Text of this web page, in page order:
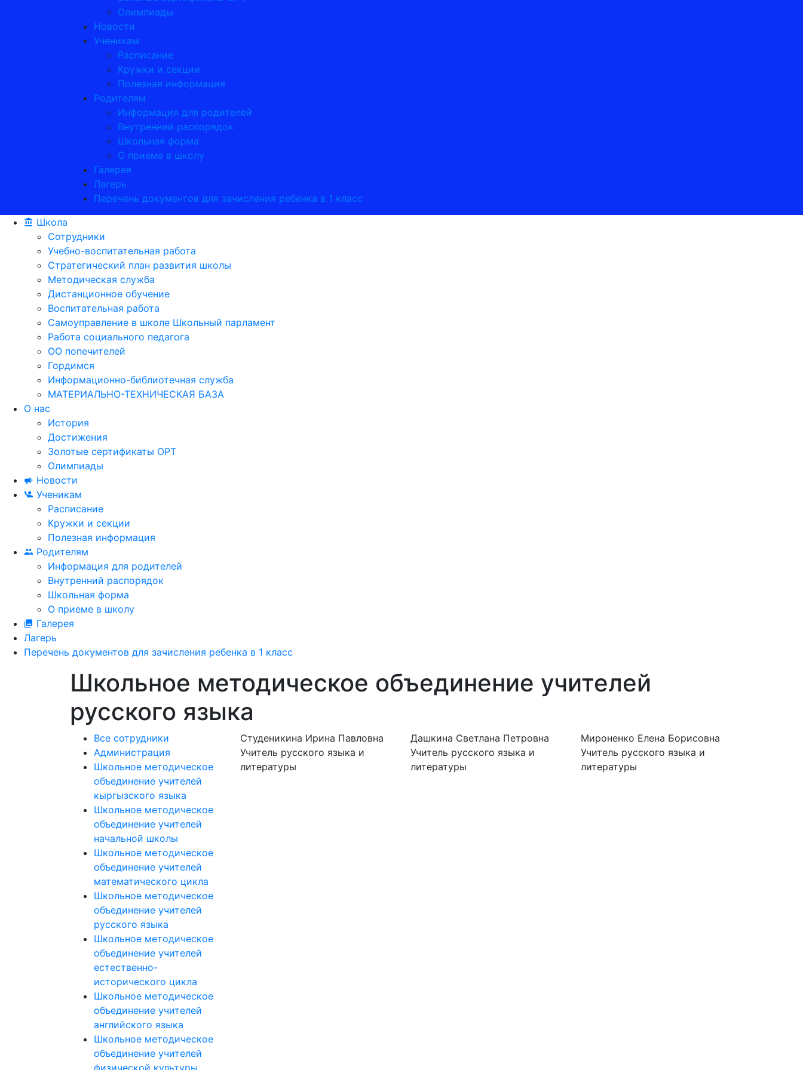
Олимпиады
Новости
Ученикам
Расписание
Кружки и секции
Полезная информация
Родителям
Информация для родителей
Внутренний распорядок
Школьная форма
О приеме в школу
Галерея
Лагерь
Перечень документов для зачисления ребенка в 1 класс
Школа
Сотрудники
Учебно-воспитательная работа
Стратегический план развития школы
Методическая служба
Дистанционное обучение
Воспитательная работа
Самоуправление в школе Школьный парламент
Работа социального педагога
ОО попечителей
Гордимся
Информационно-библиотечная служба
МАТЕРИАЛЬНО-ТЕХНИЧЕСКАЯ БАЗА
О нас
История
Достижения
Золотые сертификаты ОРТ
Олимпиады
Новости
Ученикам
Расписание
Кружки и секции
Полезная информация
Родителям
Информация для родителей
Внутренний распорядок
Школьная форма
О приеме в школу
Галерея
Лагерь
Перечень документов для зачисления ребенка в 1 класс
Школьное методическое объединение учителей
русского языка
Студеникина Ирина Павловна
Учитель русского языка и
литературы
Дашкина Светлана Петровна
Учитель русского языка и
литературы
Мироненко Елена Борисовна
Учитель русского языка и
литературы
Все сотрудники
Администрация
Школьное методическое
объединение учителей
кыргызского языка
Школьное методическое
объединение учителей
начальной школы
Школьное методическое
объединение учителей
математического цикла
Школьное методическое
объединение учителей
русского языка
Школьное методическое
объединение учителей
естественно-
исторического цикла
Школьное методическое
объединение учителей
английского языка
Школьное методическое
объединение учителей
физической культуры,